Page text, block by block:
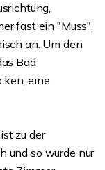
fast ein "Muss".
an. Um den
Bad
eine
zu der
und so wurde nur